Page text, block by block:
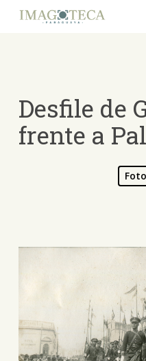
Desfile de
frente a